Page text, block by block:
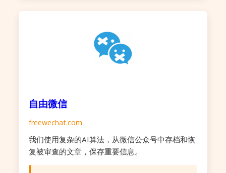
自由微信
freewechat.com
我们使用复杂的AI算法，从微信公众号中存档和恢
复被审查的文章，保存重要信息。